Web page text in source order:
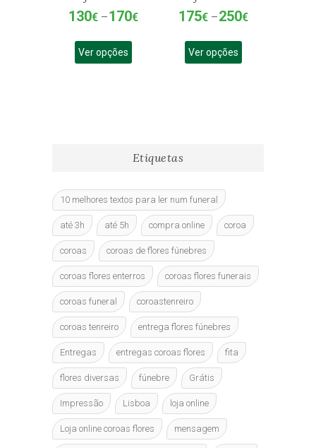
130€ –170€Price
Ver opções
This
be
on
the
product
page
175€ –250€Price
Ver opções
This
product
page
Etiquetas
10 melhores textos para ler num funeral
até 3h até 5h compra online coroa
coroas coroas de flores fúnebres
coroas flores enterros coroas flores funerais
coroas funeral coroastenreiro
coroas tenreiro entrega flores fúnebres
Entregas entregas coroas flores fita
flores diversas fúnebre Grátis
Impressão Lisboa loja online
Loja online coroas flores mensagem